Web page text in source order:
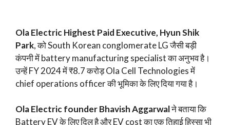
Ola Electric Highest Paid Executive, Hyun Shik
Park, को South Korean conglomerate LG जैसी बड़ी
कंपनी में battery manufacturing specialist का अनुभव है।
उन्हें FY 2024 में ₹8.7 करोड़ Ola Cell Technologies में
chief operations officer की भूमिका के लिए दिया गया है।
Ola Electric founder Bhavish Aggarwalने बताया कि
Battery EV के लिए दिल है और EV cost का एक तिहाई हिस्सा भी